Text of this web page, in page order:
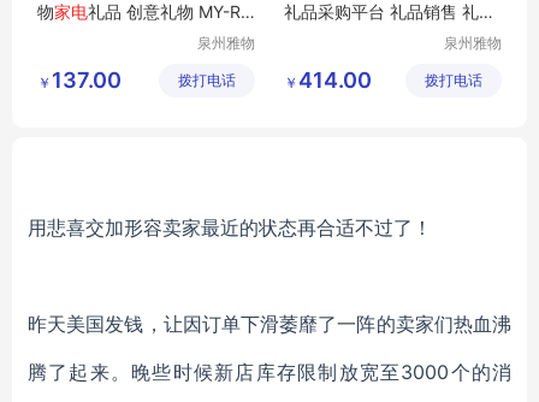
物家电礼品 创意礼物 MY-RX
泉州雅物
公司
￥ 137.00 拨打电话
礼品采购平台 礼品销售 礼品
泉州雅物
公司
￥ 414.00 拨打电话
用悲喜交加形容卖家最近的状态再合适不过了！
昨天美国发钱，让因订单下滑萎靡了一阵的卖家们热血沸
腾了起来。晚些时候新店库存限制放宽至3000个的消